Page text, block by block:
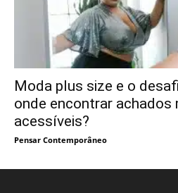
Moda plus size e o
onde encontrar achados
acessíveis?
Pensar Contemporâneo